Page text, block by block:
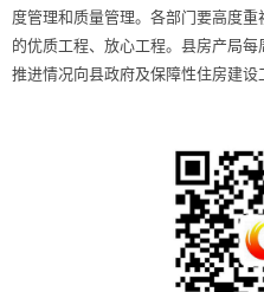
度管理和质量管理。各部门要高度
的优质工程、放心工程。县房产局
推进情况向县政府及保障性住房建设